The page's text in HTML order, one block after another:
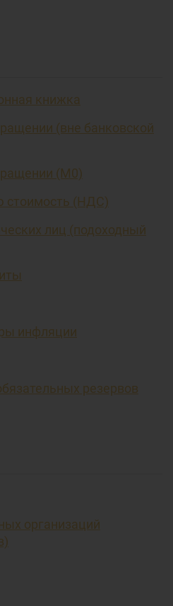
книжка
(вне банковской
(М0)
стоимость (НДС)
лиц (подоходный
инфляции
резервов
организаций